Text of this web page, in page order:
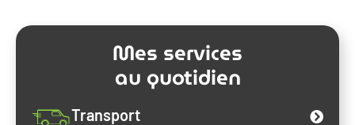
Mes services
au quotidien
Transport